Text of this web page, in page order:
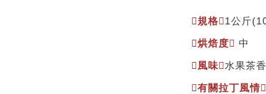
規格1公斤
烘焙度 中
風味水果茶
有關拉丁風情